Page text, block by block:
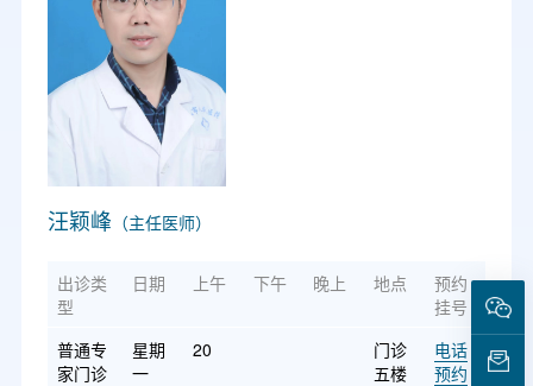
汪颖峰 （主任医师）
出诊类
型
日期 上午 下午 晚上 地点
预约
挂号
普通专
家门诊
星期
一
20
门诊
五楼
电话
预约